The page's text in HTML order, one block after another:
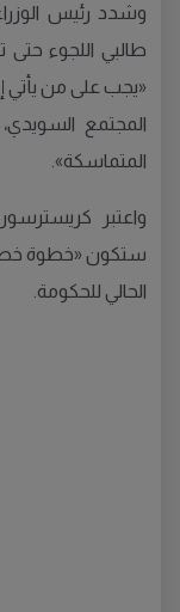
وشدد رئيس
طالبي اللجوء حتى
«يجب على من يأتي
المجتمع
المتماسكة».
واعتبر
ستكون «خطوة
الحالي للحكومة.